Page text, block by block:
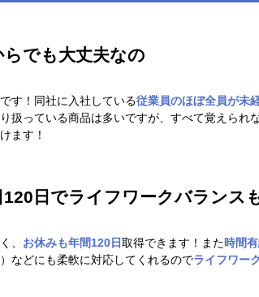
らでも大丈夫なの
です！同社に入社している従業員のほぼ全員が未
扱っている商品は多いですが、すべて覚えられ
ます！
120日でライフワークバランス
、 お休みも年間120日取得できます！また時間
などにも柔軟に対応してくれるのでライフワー